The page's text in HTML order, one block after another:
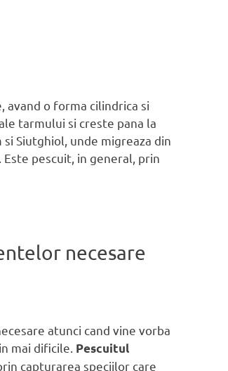
o forma cilindrica si
tarmului si creste pana la
Siutghiol, unde migreaza din
pescuit, in general, prin
necesare
atunci cand vine vorba
mai dificile. Pescuitul
capturarea speciilor care